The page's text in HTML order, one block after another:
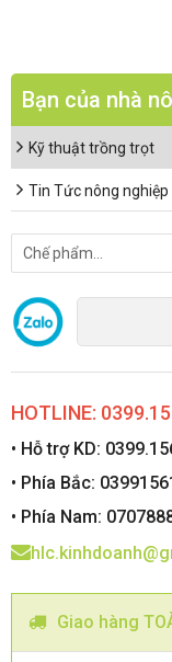
Bạn của nhà
Kỹ thuật trồng trọt
Tin Tức nông nghiệp
HOTLINE:
• Hỗ trợ KD:
• Phía Bắc:
• Phía Nam:
Giao hàng